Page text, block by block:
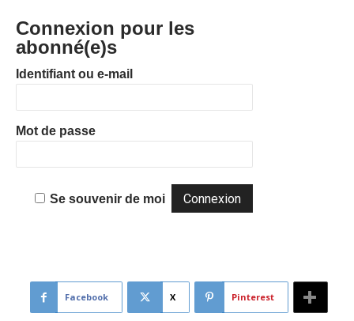
Connexion pour les
abonné(e)s
Identifiant ou e-mail
Mot de passe
Se souvenir de moi
Facebook X Pinterest